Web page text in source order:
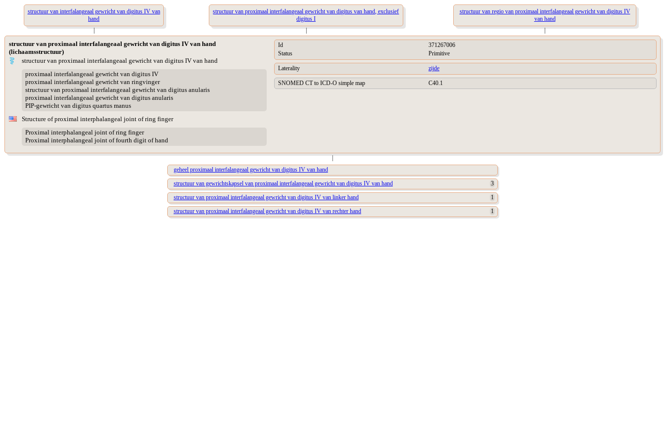
structuur van interfalangeaal gewricht van digitus IV van
hand
structuur van proximaal interfalangeaal gewricht van digitus van hand, exclusief
digitus I
structuur van regio van proximaal interfalangeaal gewricht van digitus IV
van hand
|
| |
structuur van proximaal interfalangeaal gewricht van digitus IV van hand
(lichaamsstructuur)
structuur van proximaal interfalangeaal gewricht van digitus IV van hand
proximaal interfalangeaal gewricht van digitus IV
proximaal interfalangeaal gewricht van ringvinger
structuur van proximaal interfalangeaal gewricht van digitus anularis
proximaal interfalangeaal gewricht van digitus anularis
PIP-gewricht van digitus quartus manus
Structure of proximal interphalangeal joint of ring finger
Proximal interphalangeal joint of ring finger
Proximal interphalangeal joint of fourth digit of hand
Id
371267006
Status
Primitive
Laterality zijde
SNOMED CT to ICD-O simple map C40.1
|
geheel proximaal interfalangeaal gewricht van digitus IV van hand
structuur van gewrichtskapsel van proximaal interfalangeaal gewricht van digitus IV van hand
3
structuur van proximaal interfalangeaal gewricht van digitus IV van linker hand
1
structuur van proximaal interfalangeaal gewricht van digitus IV van rechter hand
1